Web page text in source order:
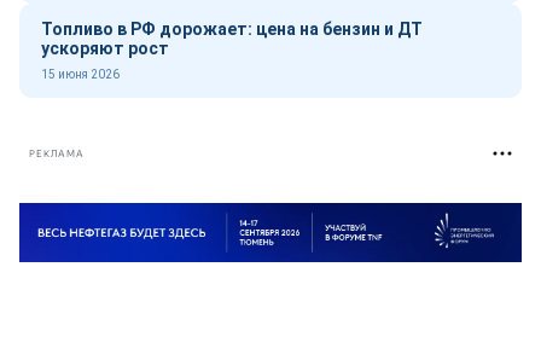
Топливо в РФ дорожает: цена на бензин и ДТ
ускоряют рост
15 июня 2026
РЕКЛАМА